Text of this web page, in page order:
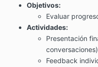
Objetivos:
Evaluar
Actividades:
Presentación
Feedback